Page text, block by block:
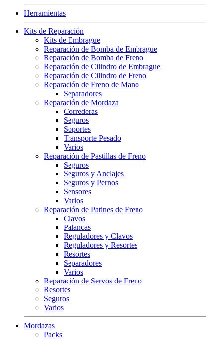
Herramientas
Kits de Reparación
Kits de Embrague
Reparación de Bomba de Embrague
Reparación de Bomba de Freno
Reparación de Cilindro de Embrague
Reparación de Cilindro de Freno
Reparación de Freno de Mano
Separadores
Reparación de Mordaza
Correderas
Seguros
Soportes
Transporte Pesado
Varios
Reparación de Pastillas de Freno
Seguros
Seguros y Anclajes
Seguros y Pernos
Sensores
Varios
Reparación de Patines de Freno
Clavos
Palancas
Reguladores y Clavos
Reguladores y Resortes
Resortes
Separadores
Varios
Reparación de Servos de Freno
Resortes
Seguros
Varios
Mordazas
Packs